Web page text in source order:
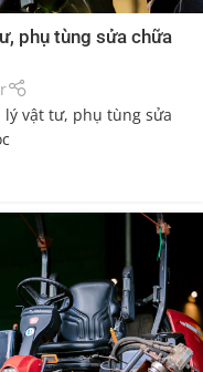
phụ tùng sửa chữa
lý vật tư, phụ tùng sửa